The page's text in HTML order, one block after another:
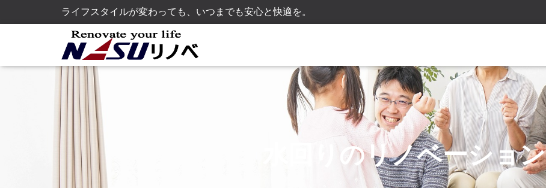
ライフスタイルが変わっても、いつまでも安心と快適を。
水回りのリノベーション